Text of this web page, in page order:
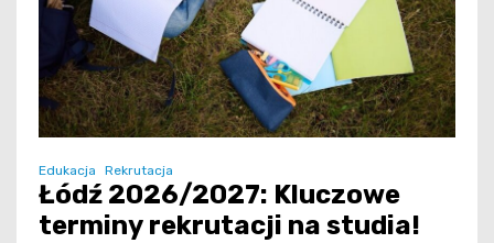
Edukacja Rekrutacja
Łódź 2026/2027: Kluczowe
terminy rekrutacji na studia!